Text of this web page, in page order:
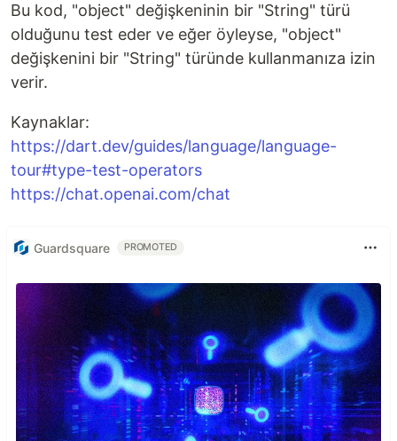
Bu kod, "object" değişkeninin bir "String" türü
olduğunu test eder ve eğer öyleyse, "object"
değişkenini bir "String" türünde kullanmanıza izin
verir.
Kaynaklar:
https://dart.dev/guides/language/language-
tour#type-test-operators
https://chat.openai.com/chat
Guardsquare PROMOTED